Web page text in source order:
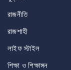
রাজনীতি
রাজশাহী
লাইফ স্টাইল
শিক্ষা ও শিক্ষাঙ্গন